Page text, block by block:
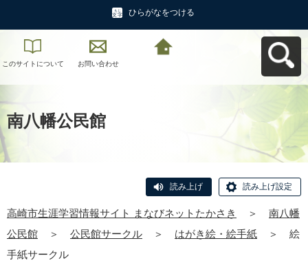
ひらがなをつける
このサイトについて お問い合わせ
南八幡公民館
読み上げ 読み上げ設定
高崎市生涯学習情報サイト まなびネットたかさき ＞
南八幡
公民館
＞ 公民館サークル ＞ はがき絵・絵手紙 ＞
絵
手紙サークル